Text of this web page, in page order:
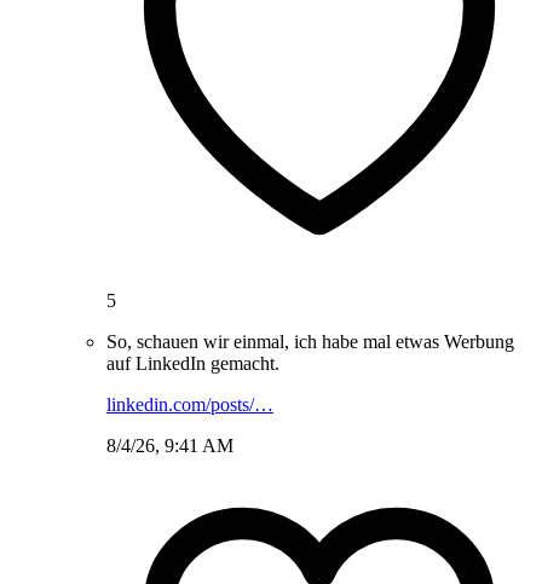
5
So, schauen wir einmal, ich habe mal etwas Werbung
auf LinkedIn gemacht.
linkedin.com/posts/…
8/4/26, 9:41 AM